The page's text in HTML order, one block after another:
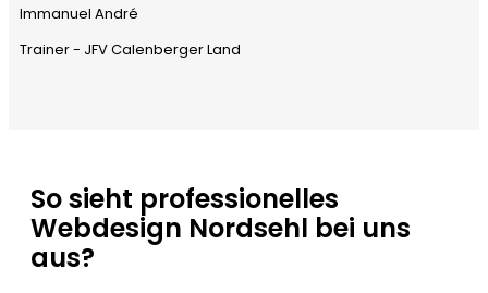
Immanuel André
Trainer - JFV Calenberger Land
So sieht professionelles
Webdesign Nordsehl bei uns
aus?